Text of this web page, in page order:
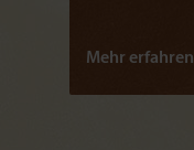
Mehr erfahren